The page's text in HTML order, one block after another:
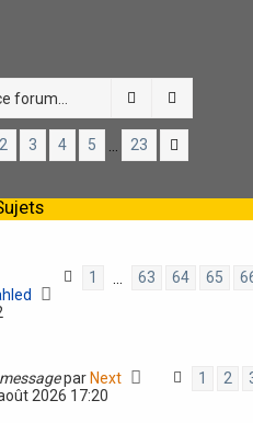
Rechercher
sur 23
2 3 4 5 23
1 63 64 65
1 2
par Next
2026 17:20